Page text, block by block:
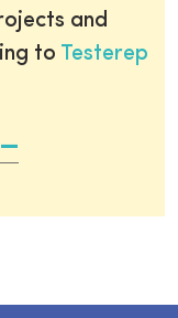
and
to Testerep